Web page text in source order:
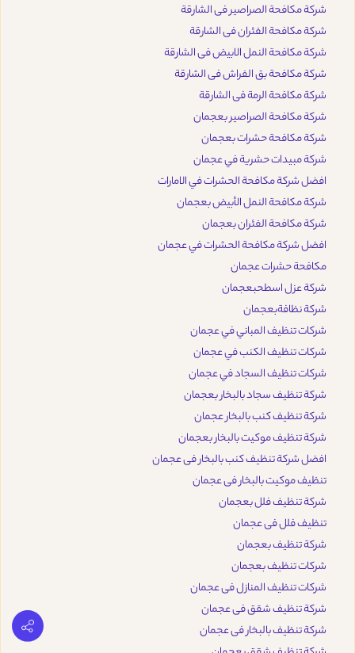
شركة مكافحة الصراصير فى الشارقة
شركة مكافحة الفئران فى الشارقة
شركة مكافحة النمل الابيض فى الشارقة
شركة مكافحة بق الفراش فى الشارقة
شركة مكافحة الرمة فى الشارقة
شركة مكافحة الصراصير بعجمان
شركة مكافحة حشرات بعجمان
شركة مبيدات حشرية في عجمان
افضل شركة مكافحة الحشرات في الامارات
شركة مكافحة النمل الأبيض بعجمان
شركة مكافحة الفئران بعجمان
افضل شركة مكافحة الحشرات في عجمان
مكافحة حشرات عجمان
شركة عزل اسطحبعجمان
شركة نظافةبعجمان
شركات تنظيف المباني في عجمان
شركات تنظيف الكنب في عجمان
شركات تنظيف السجاد في عجمان
شركة تنظيف سجاد بالبخار بعجمان
شركة تنظيف كنب بالبخار عجمان
شركة تنظيف موكيت بالبخار بعجمان
افضل شركة تنظيف كنب بالبخار فى عجمان
تنظيف موكيت بالبخار فى عجمان
شركة تنظيف فلل بعجمان
تنظيف فلل فى عجمان
شركة تنظيف بعجمان
شركات تنظيف بعجمان
شركات تنظيف المنازل فى عجمان
شركة تنظيف شقق فى عجمان
شركة تنظيف بالبخار فى عجمان